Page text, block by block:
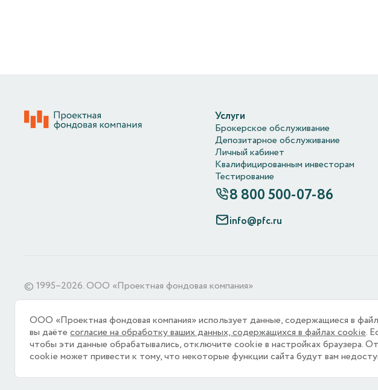
Услуги
Брокерское обслуживание
Депозитарное обслуживание
Личный кабинет
Квалифицированным инвесторам
Тестирование
8 800 500-07-86
info@pfc.ru
© 1995–2026. ООО «Проектная фондовая компания»
ООО «Проектная фондовая компания» является оператором по обработке
требованиях к защите персональных данных отражены вПолитике в отношении
ООО «Проектная фондовая компания» используетфайлы «cookie» с целью
ваши пользовательские данные обрабатывались, пожалуйста, ограничьте их
ООО «Проектная фондовая компания» использует данные, содержащиеся в
вы даёте согласие на обработку ваших данных, содержащихся в файлах cookie.
чтобы эти данные обрабатывались, отключите cookie в настройках браузера.
cookie может привести к тому, что некоторые функции cайта будут вам